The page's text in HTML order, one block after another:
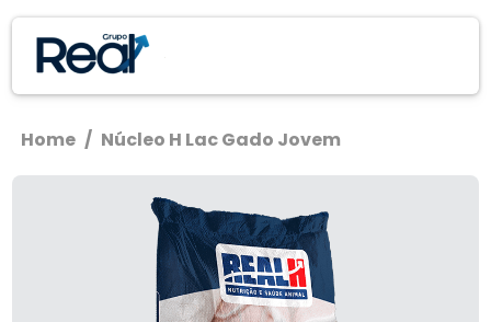
Home / Núcleo H Lac Gado Jovem